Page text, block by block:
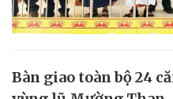
Bàn giao toàn bộ 24